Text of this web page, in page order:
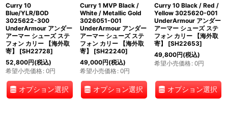
Curry 10
Blue/YLR/BOD
3025622-300
UnderArmour アンダー
アーマー シューズ ステ
フォン カリー 【海外取
寄】
[SH22728]
52,800円(税込)
希望小売価格: 0円
オプション選択
Curry 1 MVP Black /
White / Metallic Gold
3026051-001
UnderArmour アンダー
アーマー シューズ ステ
フォン カリー 【海外取
寄】
[SH22240]
49,000円(税込)
希望小売価格: 0円
オプション選択
Curry 10 Black / Red /
Yellow 3025620-001
UnderArmour アンダー
アーマー シューズ ステ
フォン カリー 【海外取
寄】
[SH22653]
49,800円(税込)
希望小売価格: 0円
オプション選択